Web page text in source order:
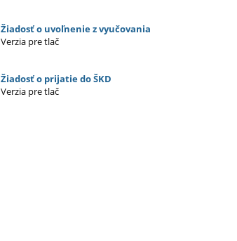
Žiadosť o uvoľnenie z vyučovania
Verzia pre tlač
Žiadosť o prijatie do ŠKD
Verzia pre tlač